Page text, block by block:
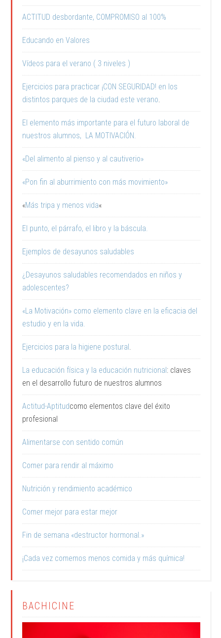
ACTITUD desbordante, COMPROMISO al 100%
Educando en Valores
Vídeos para el verano ( 3 niveles )
Ejercicios para practicar ¡CON SEGURIDAD! en los
distintos parques de la ciudad este verano
El elemento más importante para el futuro laboral de
nuestros alumnos, LA MOTIVACIÓN.
«Del alimento al pienso y al cautiverio»
«Pon fin al aburrimiento con más movimiento»
«Más tripa y menos vida«
El punto, el párrafo, el libro y la báscula.
Ejemplos de desayunos saludables
¿Desayunos saludables recomendados en niños y
adolescentes?
«La Motivación» como elemento clave en la eficacia del
estudio y en la vida.
Ejercicios para la higiene postural
La educación física y la educación nutricional: claves
en el desarrollo futuro de nuestros alumnos
Actitud-Aptitudcomo elementos clave del éxito
profesional
Alimentarse con sentido común
Comer para rendir al máximo
Nutrición y rendimiento académico
Comer mejor para estar mejor
Fin de semana «destructor hormonal.»
¡Cada vez comemos menos comida y más química!
BACHICINE